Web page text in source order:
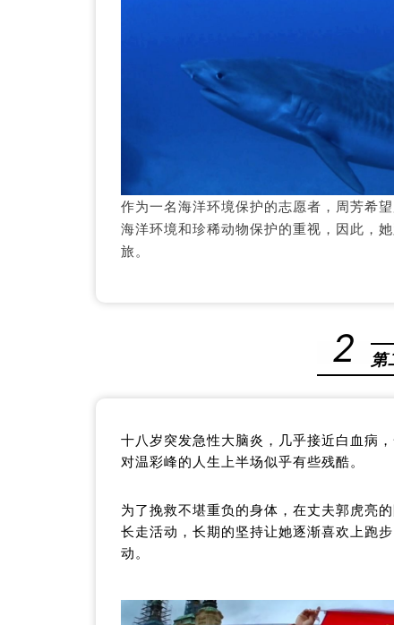
作为一名海洋环境保护的志愿者，周芳希
海洋环境和珍稀动物保护的重视，因此，
旅。
2 第
十八岁突发急性大脑炎，几乎接近白血病
对温彩峰的人生上半场似乎有些残酷。
为了挽救不堪重负的身体，在丈夫郭虎亮
长走活动，长期的坚持让她逐渐喜欢上跑
动。